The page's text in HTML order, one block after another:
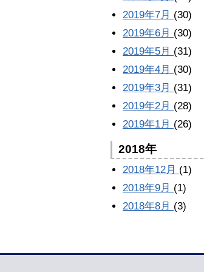
2019年7月 (30)
2019年6月 (30)
2019年5月 (31)
2019年4月 (30)
2019年3月 (31)
2019年2月 (28)
2019年1月 (26)
2018年
2018年12月 (1)
2018年9月 (1)
2018年8月 (3)